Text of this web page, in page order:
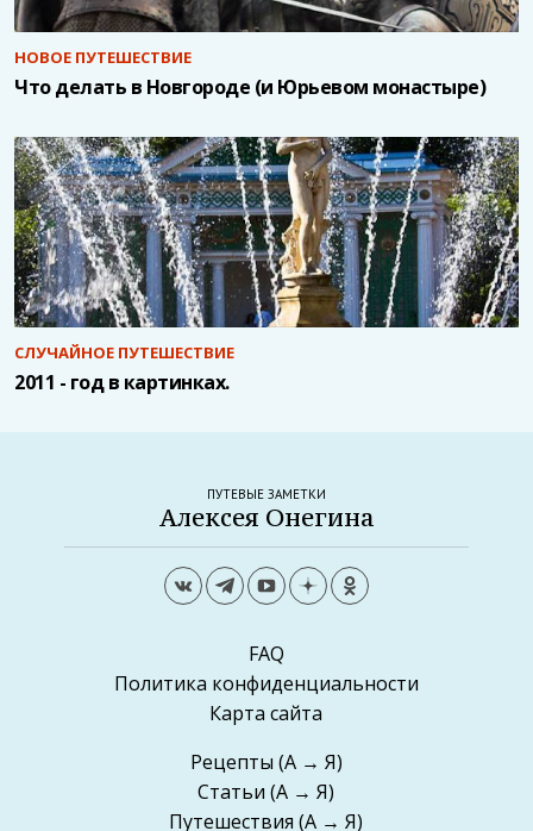
НОВОЕ ПУТЕШЕСТВИЕ
Что делать в Новгороде (и Юрьевом монастыре)
СЛУЧАЙНОЕ ПУТЕШЕСТВИЕ
2011 - год в картинках.
ПУТЕВЫЕ ЗАМЕТКИ
Алексея Онегина
FAQ
Политика конфиденциальности
Карта сайта
Рецепты (А → Я)
Статьи (А → Я)
Путешествия (А → Я)